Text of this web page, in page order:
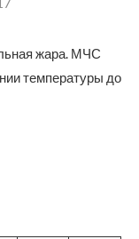
жара. МЧС
температуры до